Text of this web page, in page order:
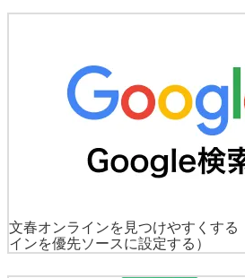
文春オンラインを見つけやすくする
インを優先ソースに設定する）